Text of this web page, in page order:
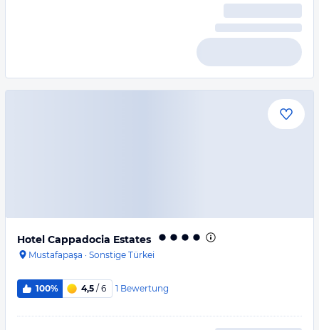
Hotel Cappadocia Estates
Mustafapaşa · Sonstige Türkei
100% 4,5 / 6 1 Bewertung